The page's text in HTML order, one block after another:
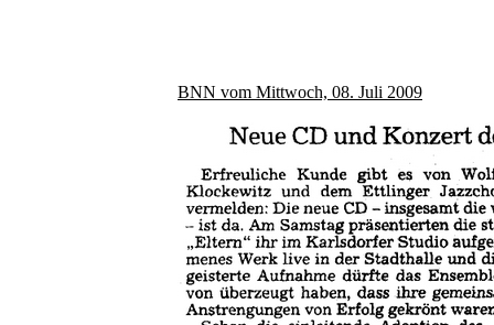
BNN vom Mittwoch, 08. Juli 2009